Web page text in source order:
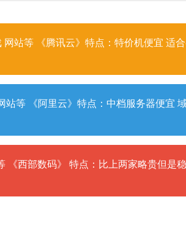
站等 《腾讯云》特点：特价机便宜 适
等 《阿里云》特点：中档服务器便宜
《西部数码》 特点：比上两家略贵但是